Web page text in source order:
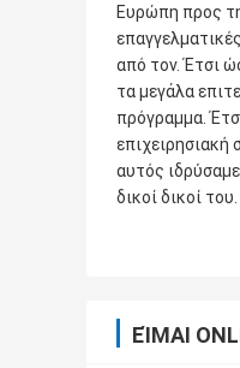
Ευρώπη προς
από τον. Έτσι
τα μεγάλα
πρόγραμμα.
επιχειρησιακή
αυτός
δικοί δικοί του.
ΕΊΜΑΙ